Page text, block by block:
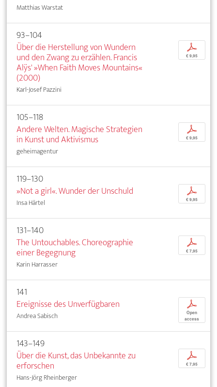
Matthias Warstat
93–104
Über die Herstellung von Wundern
und den Zwang zu erzählen. Francis
Alÿs' »When Faith Moves Mountains«
(2000)
Karl-Josef Pazzini
p
€ 9,95
105–118
Andere Welten. Magische Strategien
in Kunst und Aktivismus
geheimagentur
p
€ 9,95
119–130
»Not a girl«. Wunder der Unschuld
Insa Härtel
p
€ 9,95
131–140
The Untouchables. Choreographie
einer Begegnung
Karin Harrasser
p
€ 7,95
141
Ereignisse des Unverfügbaren
Andrea Sabisch
p
Open
access
143–149
Über die Kunst, das Unbekannte zu
erforschen
Hans-Jörg Rheinberger
p
€ 7,95